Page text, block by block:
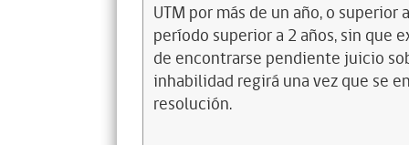
UTM por más de un año, o
período superior a 2 años, sin que
de encontrarse pendiente juicio
inhabilidad regirá una vez que se
resolución.